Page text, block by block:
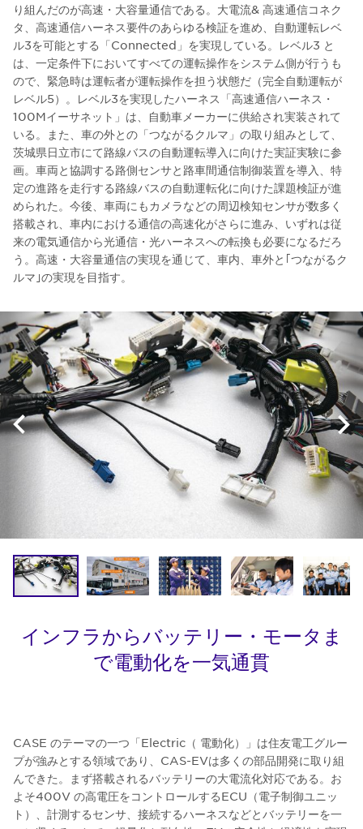
り組んだのが高速・大容量通信である。大電流& 高速通信コネク
タ、高速通信ハーネス要件のあらゆる検証を進め、自動運転レベ
ル3を可能とする「Connected」を実現している。レベル3 と
は、一定条件下においてすべての運転操作をシステム側が行うも
ので、緊急時は運転者が運転操作を担う状態だ（完全自動運転が
レベル5）。レベル3を実現したハーネス「高速通信ハーネス・
100Mイーサネット」は、自動車メーカーに供給され実装されて
いる。また、車の外との「つながるクルマ」の取り組みとして、
茨城県日立市にて路線バスの自動運転導入に向けた実証実験に参
画。車両と協調する路側センサと路車間通信制御装置を導入、特
定の進路を走行する路線バスの自動運転化に向けた課題検証が進
められた。今後、車両にもカメラなどの周辺検知センサが数多く
搭載され、車内における通信の高速化がさらに進み、いずれは従
来の電気通信から光通信・光ハーネスへの転換も必要になるだろ
う。高速・大容量通信の実現を通じて、車内、車外と｢つながるク
ルマ｣の実現を目指す。
インフラからバッテリー・モータま
で電動化を一気通貫
CASE のテーマの一つ「Electric（ 電動化）」は住友電工グルー
プが強みとする領域であり、CAS-EVは多くの部品開発に取り組
んできた。まず搭載されるバッテリーの大電流化対応である。お
よそ400V の高電圧をコントロールするECU（電子制御ユニッ
ト）、計測するセンサ、接続するハーネスなどとバッテリーを一